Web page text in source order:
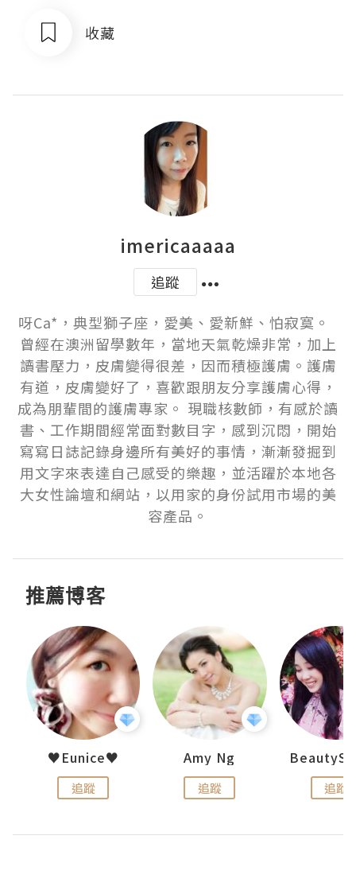
收藏
imericaaaaa
追蹤
呀Ca*，典型獅子座，愛美、愛新鮮、怕寂寞。
曾經在澳洲留學數年，當地天氣乾燥非常，加上
讀書壓力，皮膚變得很差，因而積極護膚。護膚
有道，皮膚變好了，喜歡跟朋友分享護膚心得，
成為朋輩間的護膚專家。 現職核數師，有感於讀
書、工作期間經常面對數目字，感到沉悶，開始
寫寫日誌記錄身邊所有美好的事情，漸漸發掘到
用文字來表達自己感受的樂趣，並活躍於本地各
大女性論壇和網站，以用家的身份試用市場的美
容產品。
推薦博客
♥Eunice♥
追蹤
Amy Ng
追蹤 追蹤